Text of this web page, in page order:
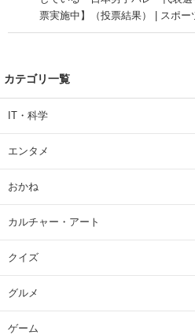
票実施中】（投票結果） | スポー
カテゴリ一覧
IT・科学
エンタメ
おかね
カルチャー・アート
クイズ
グルメ
ゲーム